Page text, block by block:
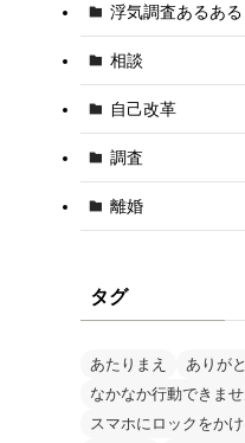
浮気調査あるある
相談
自己改革
調査
離婚
タグ
あたりまえ ありが
なかなか行動できま
スマホにロックをか